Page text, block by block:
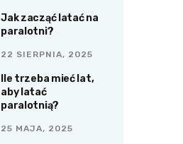
Jak zacząć latać na
paralotni?
22 SIERPNIA, 2025
Ile trzeba mieć lat,
aby latać
paralotnią?
25 MAJA, 2025